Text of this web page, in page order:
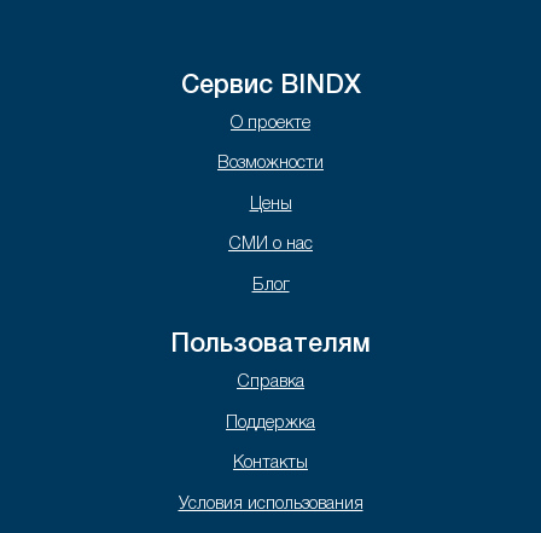
Сервис BINDX
О проекте
Возможности
Цены
СМИ о нас
Блог
Пользователям
Справка
Поддержка
Контакты
Условия использования